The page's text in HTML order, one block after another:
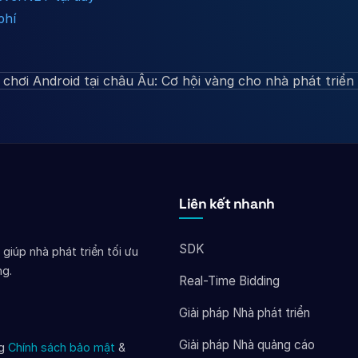
Android tại châu Âu: Cơ hội vàng cho nhà phát triển
nhà phát triển tối ưu
Chính sách bảo mật &
Liên kết nhanh
SDK
Real-Time Bidding
Giải pháp Nhà phát triển
Giải pháp Nhà quảng cáo